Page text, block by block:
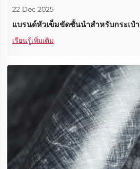
22 Dec 2025
แบรนด์หัวเข็มขัดชั้นนำสำหรับกระเป๋า
เรียนรู้เพิ่มเติม